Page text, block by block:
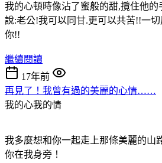
我的心頓時像沾了蜜般的甜,攬住他的
說:老公!我可以同甘.更可以共苦!!一
你!!
繼續閱讀
17年前
再見了！我曾有過的美麗的心情……
我的心我的情
我多麼想和你一起走上那條美麗的山
你在我身旁！